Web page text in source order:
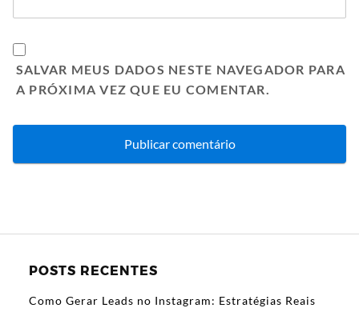
SALVAR MEUS DADOS NESTE NAVEGADOR PARA
A PRÓXIMA VEZ QUE EU COMENTAR.
POSTS RECENTES
Como Gerar Leads no Instagram: Estratégias Reais